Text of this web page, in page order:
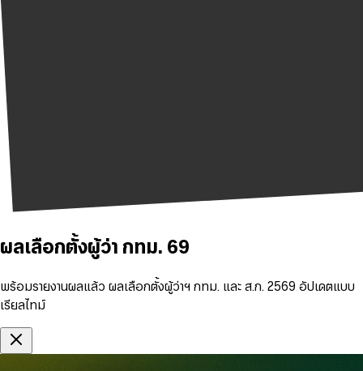
ผลเลือกตั้งผู้ว่า กทม. 69
พร้อมรายงานผลแล้ว ผลเลือกตั้งผู้ว่าฯ กทม. และ ส.ก. 2569 อัปเดตแบบ
เรียลไทม์